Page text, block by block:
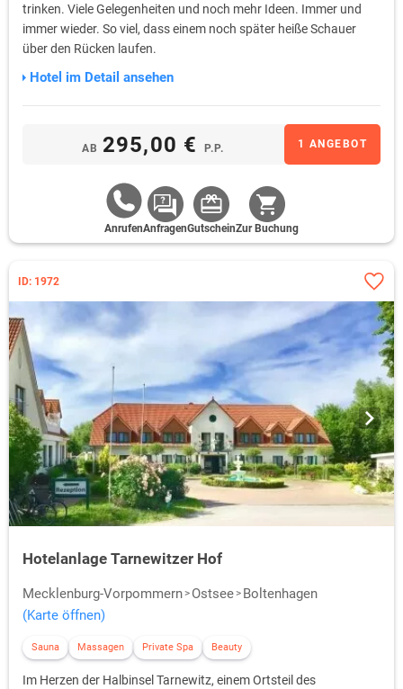
trinken. Viele Gelegenheiten und noch mehr Ideen. Immer und
immer wieder. So viel, dass einem noch später heiße Schauer
über den Rücken laufen.
Hotel im Detail ansehen
AB 295,00 € P.P. 1 ANGEBOT
AnrufenAnfragenGutscheinZur Buchung
ID: 1972
Hotelanlage Tarnewitzer Hof
Mecklenburg-Vorpommern Ostsee
Boltenhagen
(Karte öffnen)
Sauna Massagen Private Spa Beauty
Im Herzen der Halbinsel Tarnewitz, einem Ortsteil des